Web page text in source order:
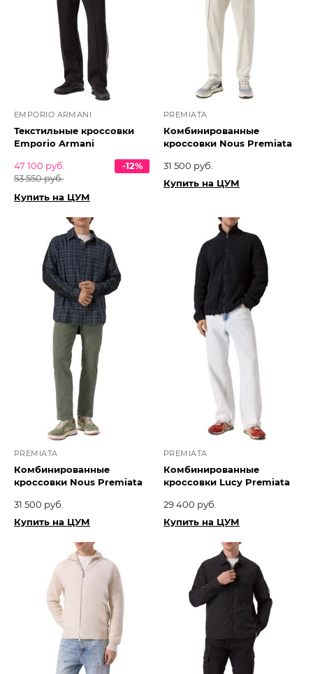
EMPORIO ARMANI
Текстильные кроссовки
Emporio Armani
47 100 руб.
53 550 руб.
-12%
Купить на ЦУМ
PREMIATA
Комбинированные
кроссовки Nous Premiata
31 500 руб.
Купить на ЦУМ
PREMIATA
Комбинированные
кроссовки Nous Premiata
31 500 руб.
Купить на ЦУМ
PREMIATA
Комбинированные
кроссовки Lucy Premiata
29 400 руб.
Купить на ЦУМ